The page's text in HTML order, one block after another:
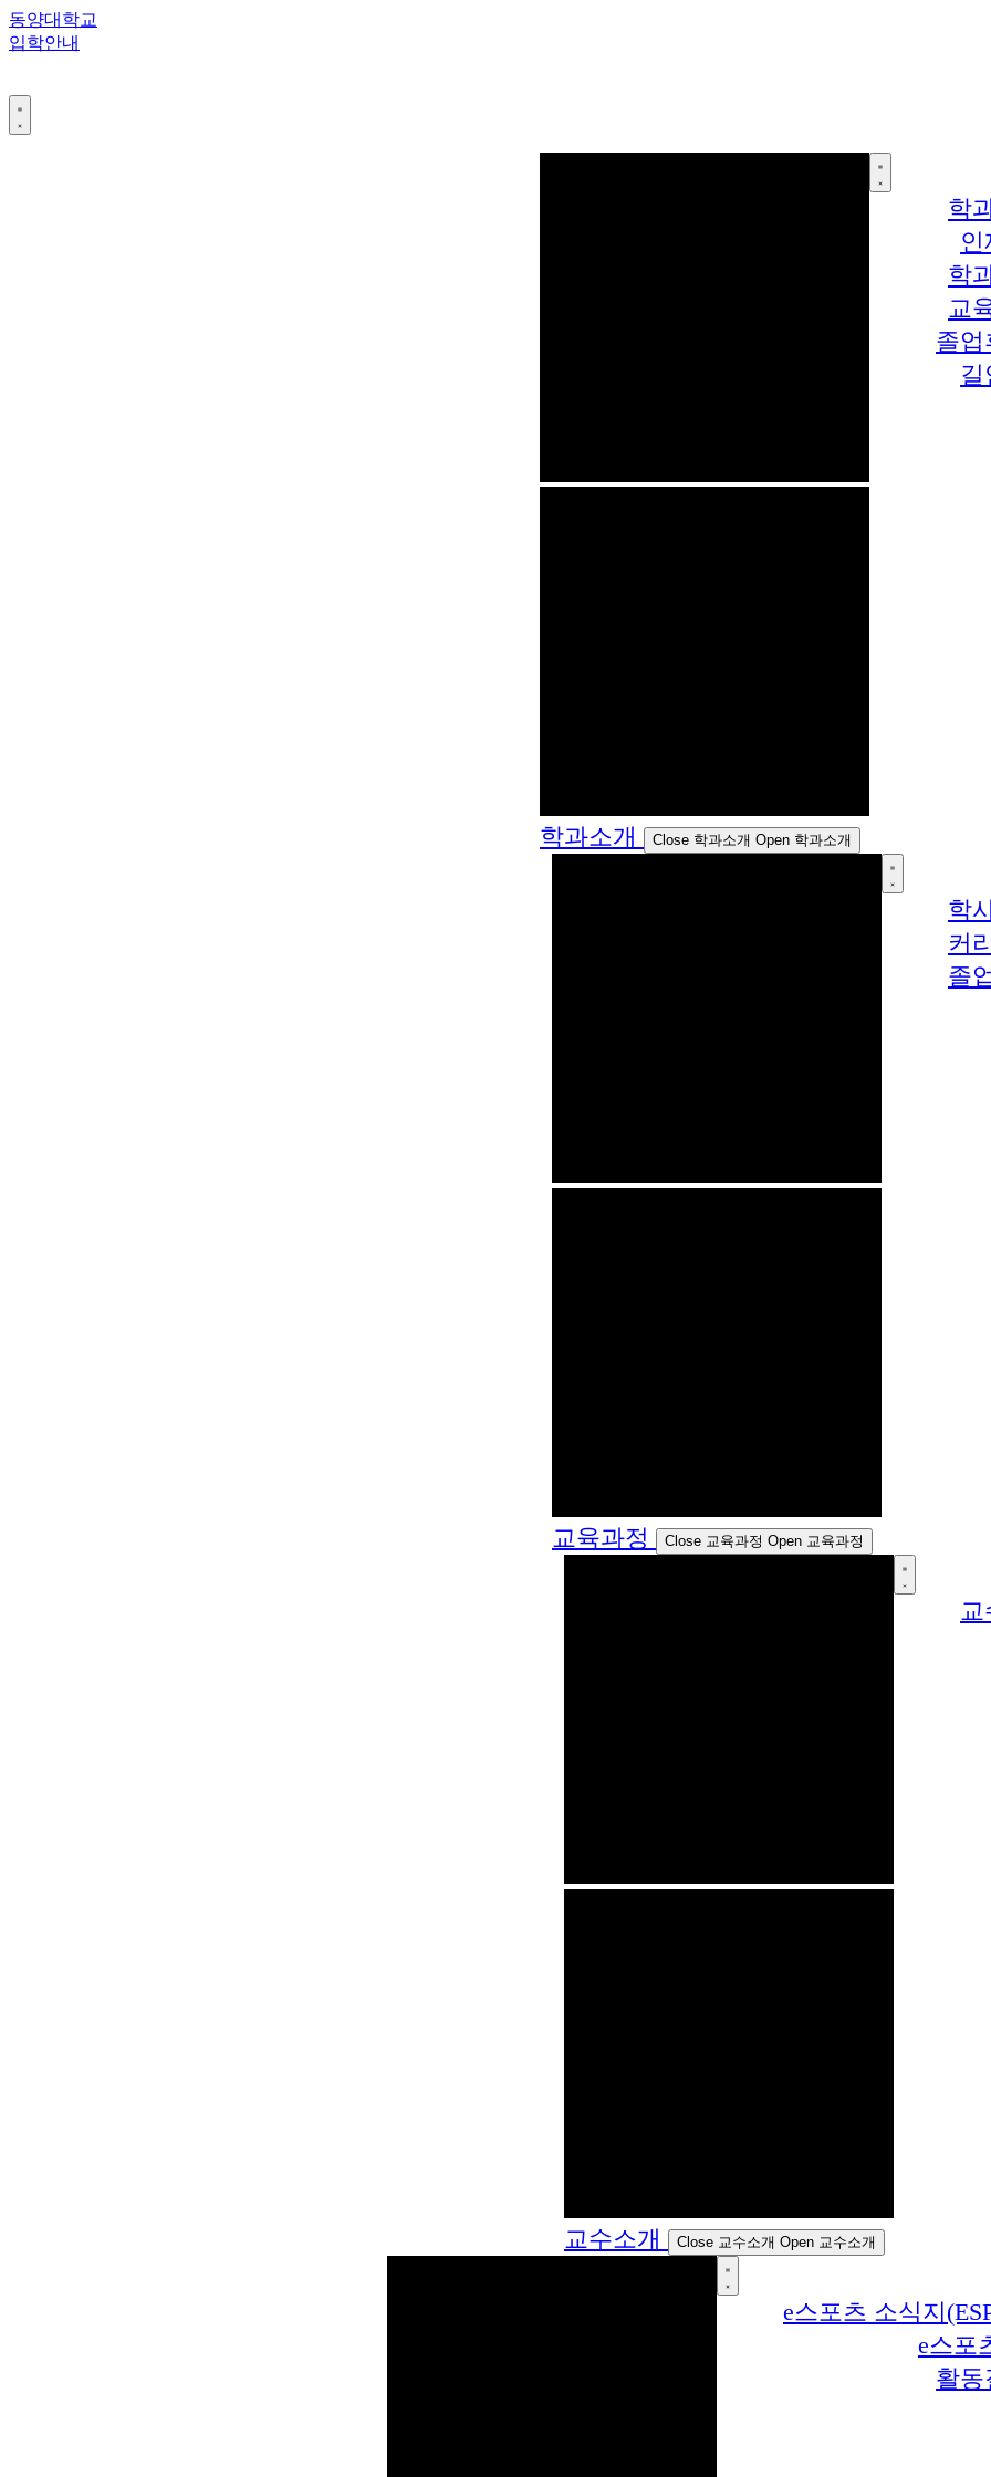
콘
텐
건
너
동양대학교
입학안내
학과소개 Close 학과소개 Open 학과소개
학
인
학
교
졸업
길
교육과정 Close 교육과정 Open 교육과정
학
커
졸
교수소개 Close 교수소개 Open 교수소개
교
e스포츠 소식지
e스포
활동